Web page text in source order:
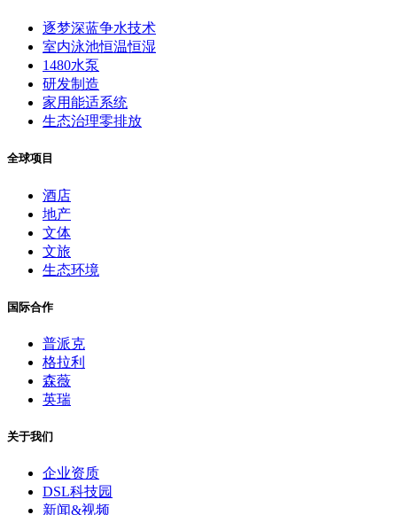
逐梦深蓝争水技术
室内泳池恒温恒湿
1480水泵
研发制造
家用能适系统
生态治理零排放
全球项目
酒店
地产
文体
文旅
生态环境
国际合作
普派克
格拉利
森薇
英瑞
关于我们
企业资质
DSL科技园
新闻&视频